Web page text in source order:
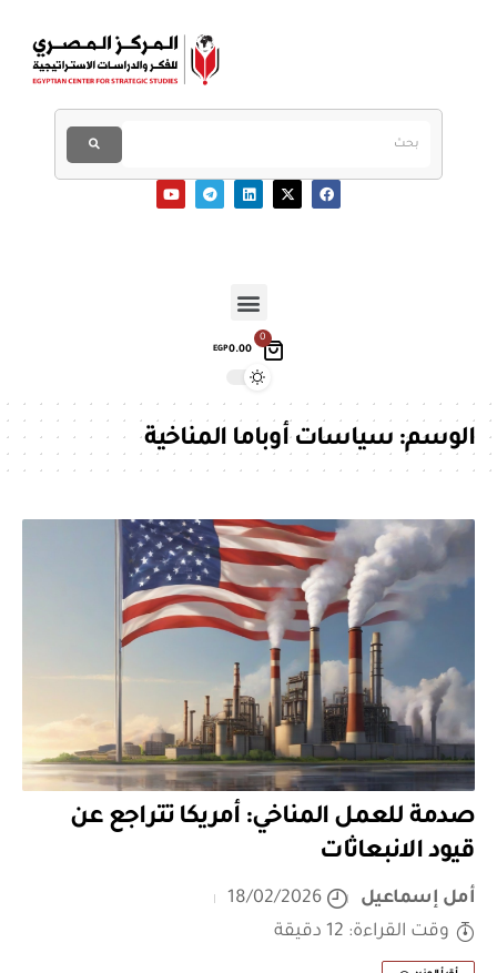
0
EGP0.00
الوسم:سياسات أوباما المناخية
صدمة للعمل المناخي: أمريكا تتراجع عن
قيود الانبعاثات
أمل إسماعيل
18/02/2026
وقت القراءة: 12 دقيقة